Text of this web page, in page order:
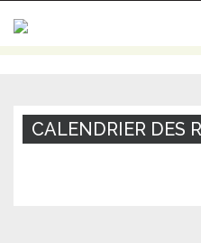
MON
CALENDRIER DES